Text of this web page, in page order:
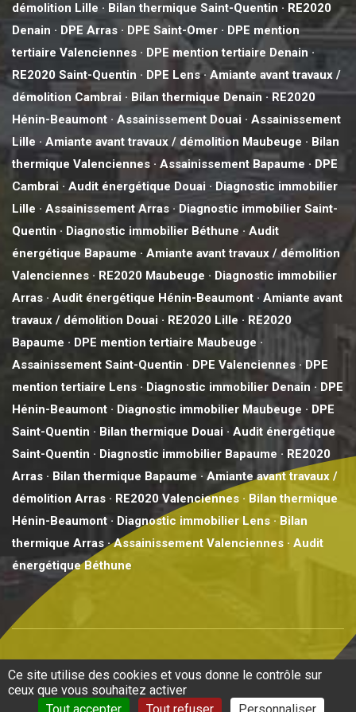
démolition Lille · Bilan thermique Saint-Quentin · RE2020
Denain · DPE Arras · DPE Saint-Omer · DPE mention
tertiaire Valenciennes · DPE mention tertiaire Denain ·
RE2020 Saint-Quentin · DPE Lens· Amiante avant travaux /
démolition Cambrai · Bilan thermique Denain ·RE2020
Hénin-Beaumont · Assainissement Douai · Assainissement
Lille · Amiante avant travaux / démolition Maubeuge · Bilan
thermique Valenciennes · Assainissement Bapaume · DPE
Cambrai · Audit énergétique Douai · Diagnostic immobilier
Lille · Assainissement Arras · Diagnostic immobilier Saint-
Quentin · Diagnostic immobilier Béthune · Audit
énergétique Bapaume · Amiante avant travaux / démolition
Valenciennes · RE2020 Maubeuge · Diagnostic immobilier
Arras · Audit énergétique Hénin-Beaumont · Amiante avant
travaux / démolition Douai · RE2020 Lille · RE2020
Bapaume · DPE mention tertiaire Maubeuge ·
Assainissement Saint-Quentin · DPE Valenciennes · DPE
mention tertiaire Lens · Diagnostic immobilier Denain · DPE
Hénin-Beaumont · Diagnostic immobilier Maubeuge · DPE
Saint-Quentin · Bilan thermique Douai · Audit énergétique
Saint-Quentin · Diagnostic immobilier Bapaume · RE2020
Arras · Bilan thermique Bapaume ·Amiante avant travaux /
démolition Arras · RE2020 Valenciennes · Bilan thermique
Hénin-Beaumont · Diagnostic immobilier Lens · Bilan
thermique Arras·Assainissement Valenciennes · Audit
énergétique Béthune
2025 © BCD2E -Diagnostic immobilier Nord pas de Calais
Mentions légales-Politique de confidentialité Denain-Politique
de confidentialité Henin Beaumont-Politique de confidentialité
Ce site utilise des cookies et vous donne le contrôle sur
ceux que vous souhaitez activer